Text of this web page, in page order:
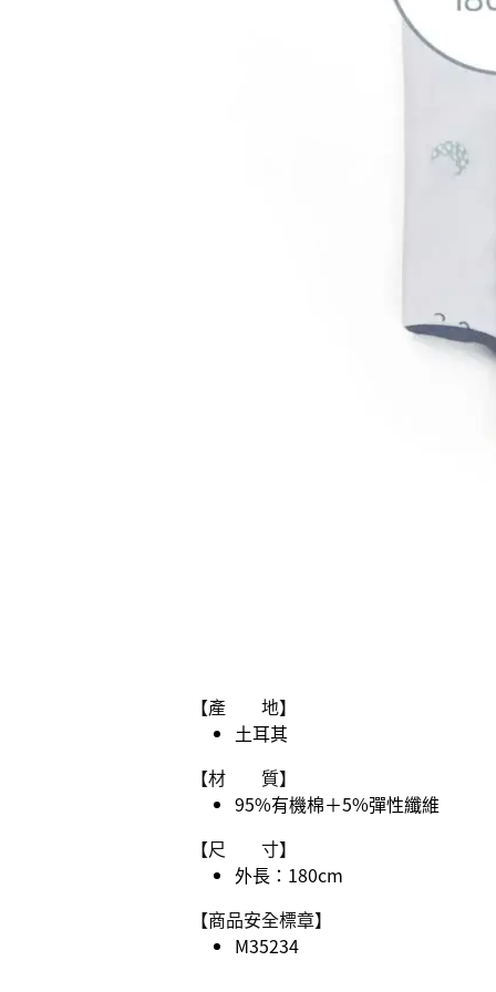
【產 地】
土耳其
【材 質】
95%有機棉＋5%彈性纖維
【尺 寸】
外長：180cm
【商品安全標章】
M35234